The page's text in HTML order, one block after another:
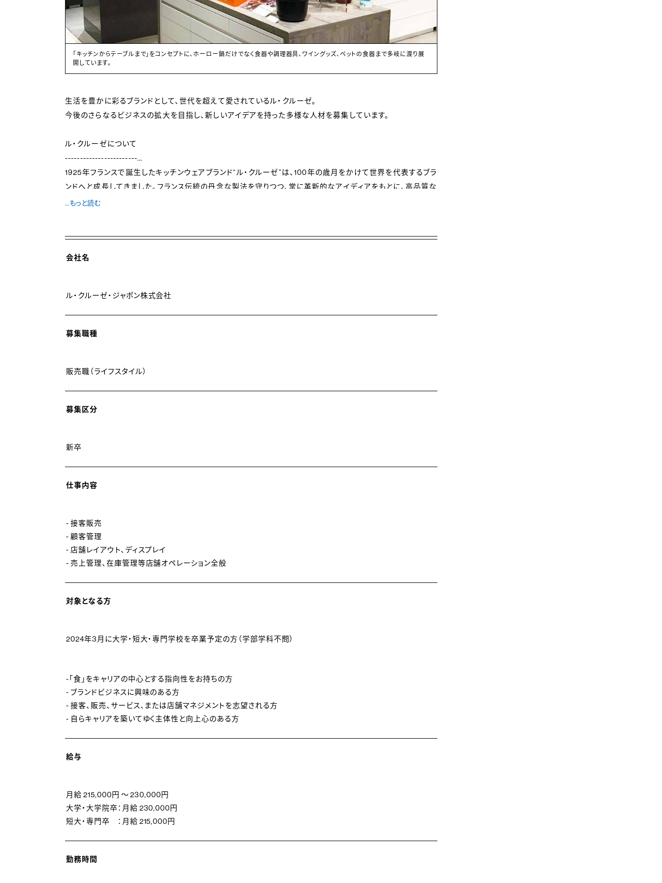
製品レンタル制度や、製品プレゼントの 制度があります。製品の使い心地を体感し、 ぜひあなたの言葉でル・クルーゼの魅力を たく
さんの方に伝えてください。
生活を豊かに彩るブランドとして、世代を超えて愛されているル・クルーゼ。
今後のさらなるビジネスの拡大を目指し、新しいアイデアを持った多様な人材を募集しています。
ル・クルーゼについて
------------------------
1925年フランスで誕生したキッチンウェアブランド“ル・クルーゼ”は、100年の歳月をかけて世界を代表するブラ
ンドへと成長してきました。フランス伝統の丹念な製法を守りつつ、常に革新的なアイディアをもとに、高品質な
製品を作り続けています。 機械だけでは到底生み出すことのできない、“ル・クルーゼ”が誇る職人の技を惜しみ
入社後は店舗スタッフとして接客販売、製品知識、顧客管理、店舗オペレーション等小売の全てを経験していた
だきます。その後、 店長に着任し、予算管理・チームマネジメント等店舗運営に携わります。店長経験を経て、大
規模店舗の店長や、店舗運営のサポートを行うエリアマネージャー等の営業職、Eビジネス、MDなどバックオフ
研修制度
入社後2年間でビジネススキル研修（ロジカルシンキング、問題解決、リーダーシップ、人材育成スキル、計数管
店長着任前に店舗マネジメントスキル研修、評価者トレーニング
...もっと読む
会社名
ル・クルーゼ・ジャポン株式会社
募集職種
販売職（ライフスタイル）
募集区分
新卒
仕事内容
- 接客販売
- 顧客管理
- 店舗レイアウト、ディスプレイ
- 売上管理、在庫管理等店舗オペレーション全般
対象となる方
2024年3月に大学・短大・専門学校を卒業予定の方（学部学科不問）
-「食」をキャリアの中心とする指向性をお持ちの方
- ブランドビジネスに興味のある方
- 接客、販売、サービス、または店舗マネジメントを志望される方
- 自らキャリアを築いてゆく主体性と向上心のある方
給与
月給 215,000円 ～ 230,000円
大学・大学院卒：月給 230,000円
短大・専門卒 ：月給 215,000円
勤務時間